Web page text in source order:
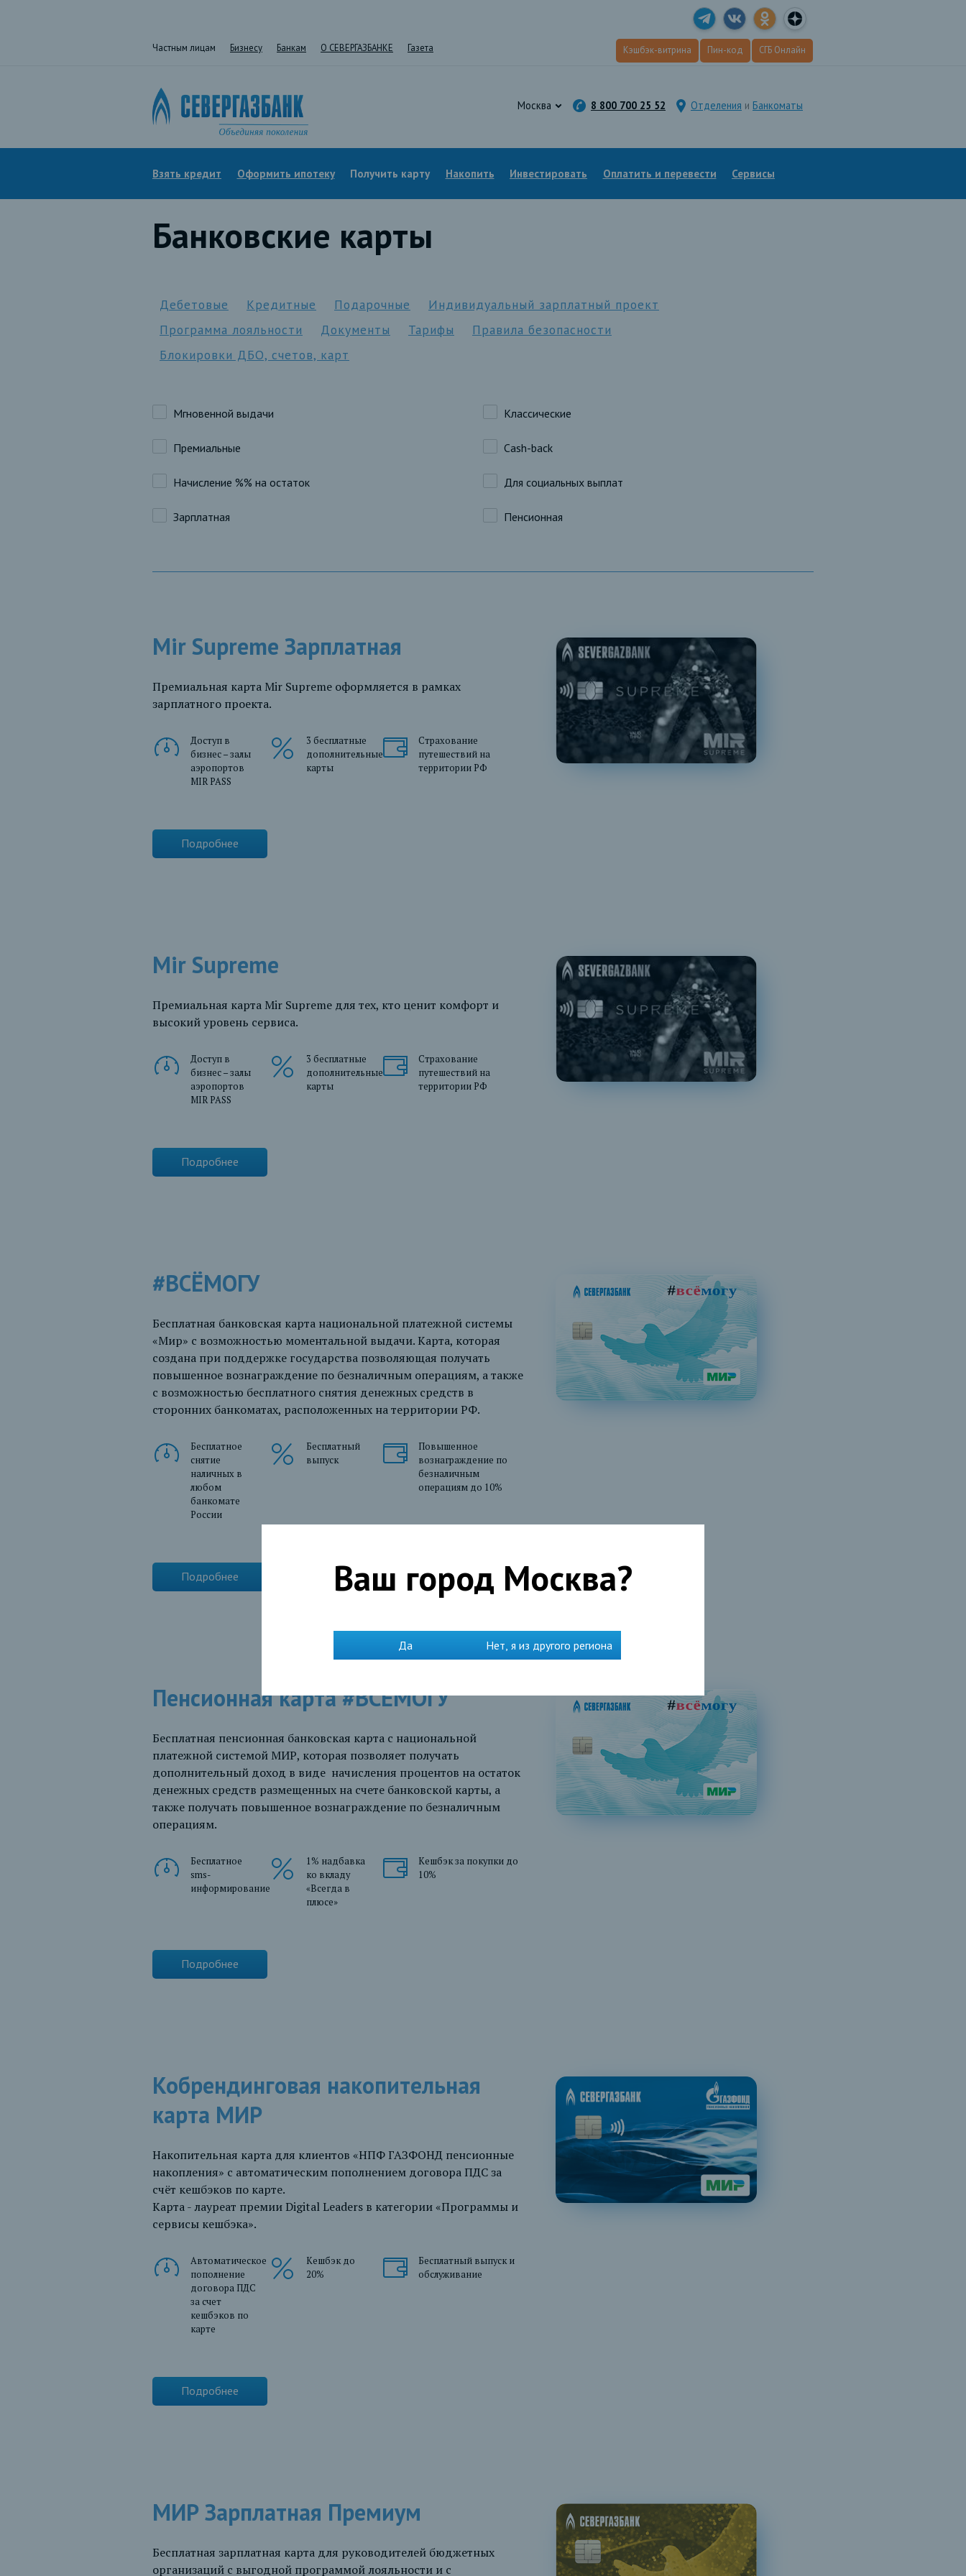
Частным лицам Бизнесу Банкам О СЕВЕРГАЗБАНКЕ Газета Кэшбэк-витрина Пин-код СГБ Онлайн
Москва 8 800 700 25 52 Отделения и Банкоматы
Взять кредит Оформить ипотеку Получить карту Накопить Инвестировать Оплатить и перевести Сервисы
Банковские карты
Дебетовые Кредитные Подарочные
Индивидуальный зарплатный проект
Программа лояльности
Документы Тарифы
Правила безопасности
Блокировки ДБО, счетов, карт
Мгновенной выдачи Классические
Премиальные Cash-back
Начисление %% на остаток Для социальных выплат
Зарплатная Пенсионная
Mir Supreme Зарплатная
Премиальная карта Mir Supreme оформляется в рамках
зарплатного проекта.
Доступ в
бизнес – залы
аэропортов
MIR PASS
3 бесплатные
дополнительные
карты
Страхование
путешествий на
территории РФ
Подробнее
Mir Supreme
Премиальная карта Mir Supreme для тех, кто ценит комфорт и
высокий уровень сервиса.
Доступ в
бизнес – залы
аэропортов
MIR PASS
3 бесплатные
дополнительные
карты
Страхование
путешествий на
территории РФ
Подробнее
#ВСЁМОГУ
Бесплатная банковская карта национальной платежной системы
«Мир» с возможностью моментальной выдачи. Карта, которая
создана при поддержке государства позволяющая получать
повышенное вознаграждение по безналичным операциям, а также
с возможностью бесплатного снятия денежных средств в
сторонних банкоматах, расположенных на территории РФ.
Бесплатное
снятие
наличных в
любом
банкомате
России
Бесплатный
выпуск
Повышенное
вознаграждение по
безналичным
операциям до 10%
Подробнее
Пенсионная карта #ВСЁМОГУ
Бесплатная пенсионная банковская карта с национальной
платежной системой МИР, которая позволяет получать
дополнительный доход в виде начисления процентов на остаток
денежных средств размещенных на счете банковской карты, а
также получать повышенное вознаграждение по безналичным
операциям.
Бесплатное
sms-
информирование
1% надбавка
ко вкладу
«Всегда в
плюсе»
Кешбэк за покупки до
10%
Подробнее
Кобрендинговая накопительная
карта МИР
Накопительная карта для клиентов «НПФ ГАЗФОНД пенсионные
накопления» с автоматическим пополнением договора ПДС за
счёт кешбэков по карте.
Карта - лауреат премии Digital Leaders в категории «Программы и
сервисы кешбэка».
Автоматическое
пополнение
договора ПДС
за счет
кешбэков по
карте
Кешбэк до
20%
Бесплатный выпуск и
обслуживание
Подробнее
МИР Зарплатная Премиум
Бесплатная зарплатная карта для руководителей бюджетных
организаций с выгодной программой лояльности и с
Ваш город Москва?
Да Нет, я из другого региона